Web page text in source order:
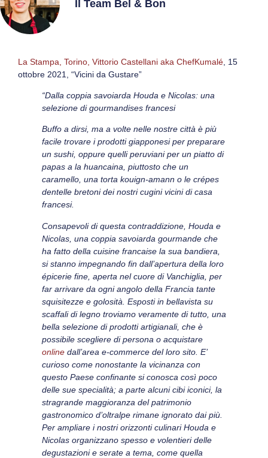
Il Team Bel & Bon
La Stampa, Torino, Vittorio Castellani aka ChefKumalé , 15
ottobre 2021, “Vicini da Gustare”
“Dalla coppia savoiarda Houda e Nicolas: una
selezione di gourmandises francesi
Buffo a dirsi, ma a volte nelle nostre città è più
facile trovare i prodotti giapponesi per preparare
un sushi, oppure quelli peruviani per un piatto di
papas a la huancaina, piuttosto che un
caramello, una torta kouign-amann o le crépes
dentelle bretoni dei nostri cugini vicini di casa
francesi.
Consapevoli di questa contraddizione, Houda e
Nicolas, una coppia savoiarda gourmande che
ha fatto della cuisine francaise la sua bandiera,
si stanno impegnando fin dall’apertura della loro
épicerie fine, aperta nel cuore di Vanchiglia, per
far arrivare da ogni angolo della Francia tante
squisitezze e golosità. Esposti in bellavista su
scaffali di legno troviamo veramente di tutto, una
bella selezione di prodotti artigianali, che è
possibile scegliere di persona o acquistare
online dall’area e-commerce del loro sito. E’
curioso come nonostante la vicinanza con
questo Paese confinante si conosca così poco
delle sue specialità; a parte alcuni cibi iconici, la
stragrande maggioranza del patrimonio
gastronomico d’oltralpe rimane ignorato dai più.
Per ampliare i nostri orizzonti culinari Houda e
Nicolas organizzano spesso e volentieri delle
degustazioni e serate a tema, come quella